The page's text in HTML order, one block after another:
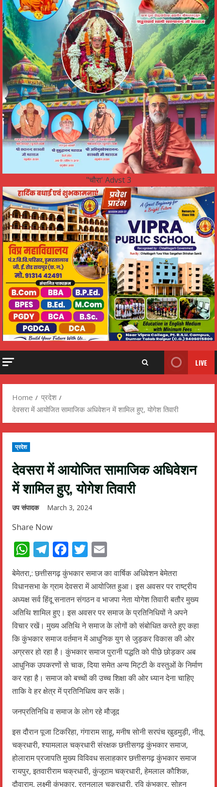
"चौरा' Advst 3
LIVE
Home
प्रदेश
देवसरा में आयोजित सामाजिक अधिवेशन में शामिल हुए, योगेश तिवारी
प्रदेश
देवसरा में आयोजित सामाजिक अधिवेशन
में शामिल हुए, योगेश तिवारी
उप संपादक March 3, 2024
Share Now
WhatsApp
Telegram
Facebook
Twitter
बेमेतरा,: छत्तीसगढ़ कुंभकार समाज का वार्षिक अधिवेशन बेमेतरा
विधानसभा के ग्राम देवसरा में आयोजित हुआ। इस अवसर पर राष्ट्रीय
अध्यक्ष सर्व हिंदू सनातन संगठन व भाजपा नेता योगेश तिवारी बतौर मुख्य
अतिथि शामिल हुए। इस अवसर पर समाज के प्रतिनिधियों ने अपने
विचार रखें। मुख्य अतिथि ने समाज के लोगों को संबोधित करते हुए कहा
कि कुंभकार समाज वर्तमान में आधुनिक युग से जुड़कर विकास की ओर
अग्रसर हो रहा है। कुंभकार समाज पुरानी पद्धति को पीछे छोड़कर अब
आधुनिक उपकरणों से चाक, दिया समेत अन्य मिट्टी के वस्तुओं के निर्माण
कर रहा है। समाज को बच्चों की उच्च शिक्षा की ओर ध्यान देना चाहिए
ताकि वे हर क्षेत्र में प्रतिनिधित्व कर सकें।
जनप्रतिनिधि व समाज के लोग रहे मौजूद
इस दौरान पूजा टिकरिहा, गंगाराम साहू, मनीष सोनी सरपंच खुडमुड़ी, नीतू
चक्रधारी, श्यामलाल चक्रधारी संरक्षक छत्तीसगढ़ कुंभकार समाज,
होलाराम प्रजापति मुख्य विविवध सलाहकार छत्तीसगढ़ कुंभकार समाज
रायपुर, इतवारीराम चक्रधारी, कुंजूराम चक्रधारी, हेमलाल कौशिक,
दौवाराम, लक्ष्मी कुंभकार, रतनलाल चक्रधारी, रवि कुंभकार, सोहन